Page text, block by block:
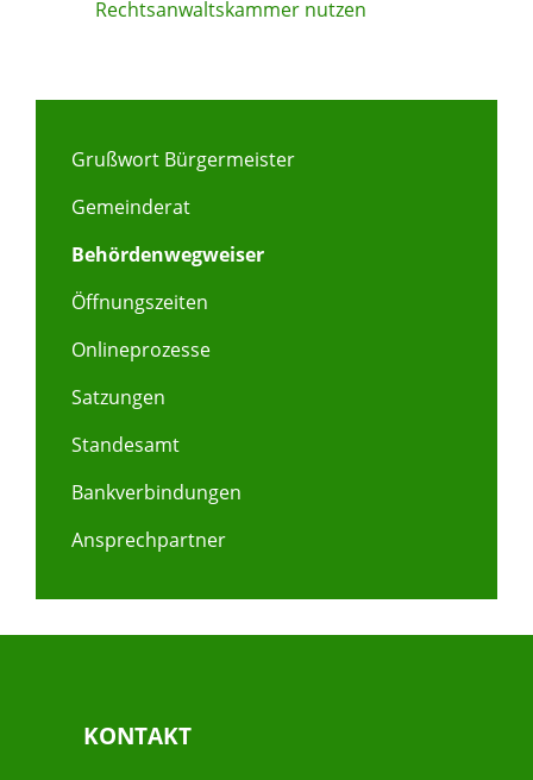
Rechtsanwaltskammer nutzen
Grußwort Bürgermeister
Gemeinderat
Behördenwegweiser
Öffnungszeiten
Onlineprozesse
Satzungen
Standesamt
Bankverbindungen
Ansprechpartner
KONTAKT